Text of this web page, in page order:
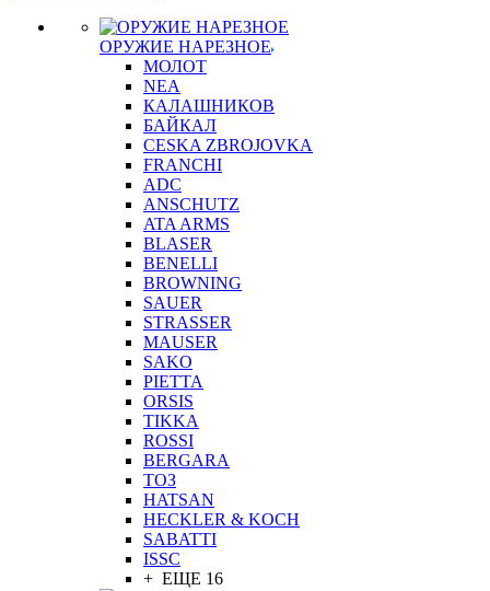
ОРУЖИЕ НАРЕЗНОЕ
МОЛОТ
NEA
КАЛАШНИКОВ
БАЙКАЛ
CESKA ZBROJOVKA
FRANCHI
ADC
ANSCHUTZ
ATA ARMS
BLASER
BENELLI
BROWNING
SAUER
STRASSER
MAUSER
SAKO
PIETTA
ORSIS
TIKKA
ROSSI
BERGARA
ТОЗ
HATSAN
HECKLER & KOCH
SABATTI
ISSC
+ ЕЩЕ 16